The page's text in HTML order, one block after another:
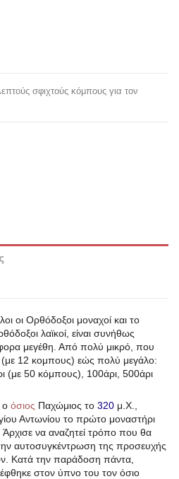
σφιχτούς κόμπους για τον
οι Ορθόδοξοι μοναχοί και το
λαϊκοί, είναι συνήθως
μεγέθη. Από πολύ μικρό, που
(με 12 κομπους) εώς πολύ μεγάλο:
(με 50 κόμπους), 100άρι, 500άρι
ο όσιος Παχώμιος το 320 μ.Χ.,
Αντωνίου το πρώτο μοναστήρι
να αναζητεί τρόπο που θα
αυτοσυγκέντρωση της προσευχής
Κατά την παράδοση πάντα,
στον ύπνο του τον όσιο